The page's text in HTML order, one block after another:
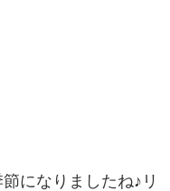
になりましたね♪リ